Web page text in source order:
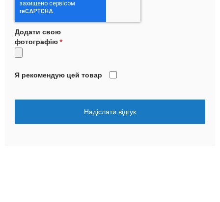
Додати свою
фотографію
Я рекомендую цей товар
Надіслати відгук